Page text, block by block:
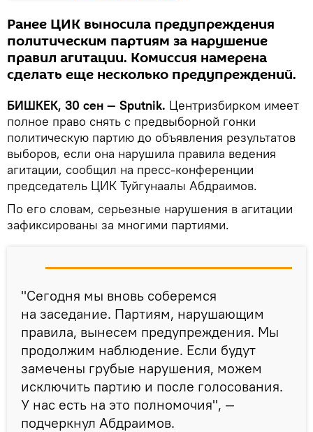
Ранее ЦИК выносила предупреждения
политическим партиям за нарушение
правил агитации. Комиссия намерена
сделать еще несколько предупреждений.
БИШКЕК, 30 сен — Sputnik. Центризбирком имеет
полное право снять с предвыборной гонки
политическую партию до объявления результатов
выборов, если она нарушила правила ведения
агитации, сообщил на пресс-конференции
председатель ЦИК Туйгунаалы Абдраимов.
По его словам, серьезные нарушения в агитации
зафиксированы за многими партиями.
"Сегодня мы вновь соберемся
на заседание. Партиям, нарушающим
правила, вынесем предупреждения. Мы
продолжим наблюдение. Если будут
замечены грубые нарушения, можем
исключить партию и после голосования.
У нас есть на это полномочия", —
подчеркнул Абдраимов.